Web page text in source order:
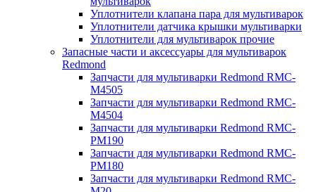
Уплотнители клапана пара для мультиварок
Уплотнители датчика крышки мультиварки
Уплотнители для мультиварок прочие
Запасные части и аксессуары для мультиварок
Redmond
Запчасти для мультиварки Redmond RMC-
M4505
Запчасти для мультиварки Redmond RMC-
M4504
Запчасти для мультиварки Redmond RMC-
PM190
Запчасти для мультиварки Redmond RMC-
PM180
Запчасти для мультиварки Redmond RMC-